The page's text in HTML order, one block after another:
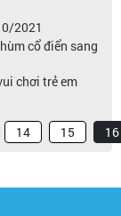
2021
cổ điển sang
chơi trẻ em
14 15 16